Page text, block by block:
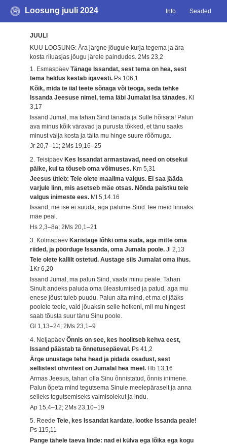
Loosung juuli 2024 Info Seaded
JUULI
KUU LOOSUNG: Ära järgne jõugule kurja tegema ja ära
kosta riiuasjas jõugu järele paindudes.2Ms 23,2
1. EsmaspäevTänage Issandat, sest tema on hea, sest
tema heldus kestab igavesti. Ps 106,1
Kõik, mida te iial teete sõnaga või teoga, seda tehke
Issanda Jeesuse nimel, tema läbi Jumalat Isa tänades. Kl
3,17
Issand Jumal, ma tahan Sind tänada ja Sulle hõisata! Palun
ava minus kõik väravad ja purusta tõkked, et tänu saaks
minust välja kosta ja täita mu hinge suure rõõmuga.
Jr 20,7–11; 2Ms 19,16–25
2. TeisipäevKes Issandat armastavad, need on otsekui
päike, kui ta tõuseb oma võimuses. Km 5,31
Jeesus ütleb: Teie olete maailma valgus. Ei saa jääda
varjule linn, mis asetseb mäe otsas. Nõnda paistku teie
valgus inimeste ees. Mt 5,14.16
Issand, me ise ei suuda, aga palume Sind: tee meid linnaks
mäe peal.
Hs 2,3–8a; 2Ms 20,1–21
3. Kolmapäev Käristage lõhki oma süda, aga mitte oma
riided, ja pöörduge Issanda, oma Jumala poole.Jl 2,13
Teie olete kallilt ostetud. Austage siis Jumalat oma ihus.
1Kr 6,20
Issand Jumal, ma palun Sind, vaata minu peale. Tahan
Sinult andeks paluda oma üleastumised ja patud, aga mu
enese jõust tuleb puudu. Palun aita mind, et ma ei jääks
poolele teele, vaid jõuaksin selle hetkeni, mil mu hingest
saab tõusta suur tänu Sinu poole.
Gl 1,13–24; 2Ms 23,1–9
4. NeljapäevÕnnis on see, kes hoolitseb kehva eest,
Issand päästab ta õnnetusepäeval. Ps 41,2
Ärge unustage teha head ja pidada osadust, sest
sellistest ohvritest on Jumalal hea meel. Hb 13,16
Armas Jeesus, tahan olla Sinu õnnistatud, õnnis inimene.
Palun õpeta mind tegutsema Sinule meelepäraselt ja anna
selleks tegutsemiseks valmisolekut ja indu.
Ap 15,4–12; 2Ms 23,10–19
5. ReedeTeie, kes Issandat kardate, lootke Issanda peale!
Ps 115,11
Pange tähele taeva linde: nad ei külva ega lõika ega kogu